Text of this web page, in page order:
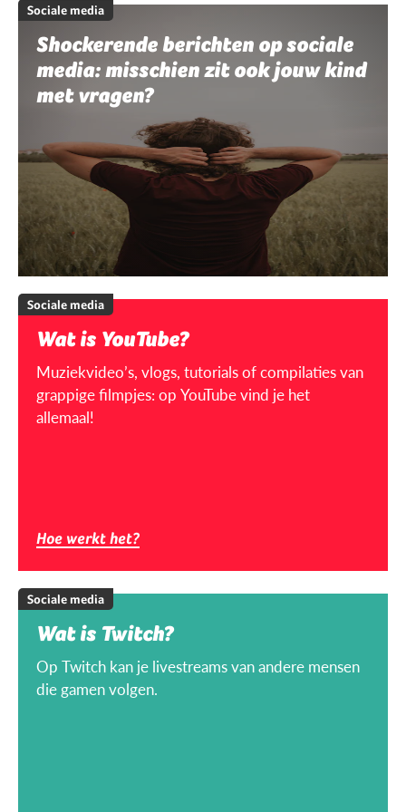
Sociale media
Shockerende berichten op sociale
media: misschien zit ook jouw kind
met vragen?
Sociale media
Wat is YouTube?
Muziekvideo’s, vlogs, tutorials of compilaties van
grappige filmpjes: op YouTube vind je het
allemaal!
Hoe werkt het?
Sociale media
Wat is Twitch?
Op Twitch kan je livestreams van andere mensen
die gamen volgen.